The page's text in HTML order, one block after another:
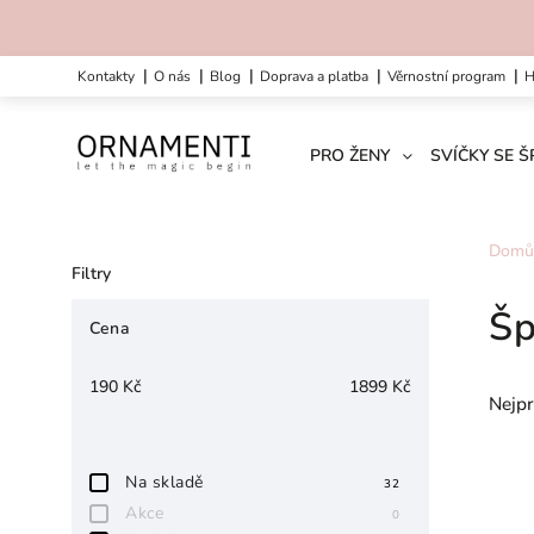
kontakty o nás blog doprava a platba věrnostní program
PRO ŽENY SVÍČKY SE
Domů
Filtry
Cena
190 Kč 1899 Kč
Na skladě 32
Akce 0